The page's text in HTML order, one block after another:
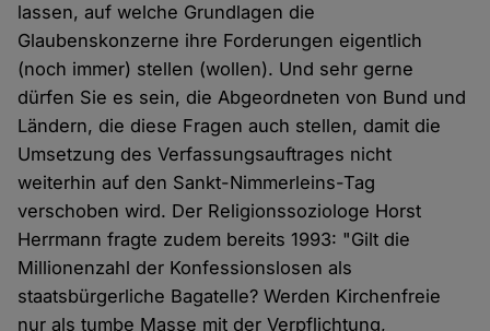
lassen, auf welche Grundlagen die
Glaubenskonzerne ihre Forderungen eigentlich
(noch immer) stellen (wollen). Und sehr gerne
dürfen Sie es sein, die Abgeordneten von Bund und
Ländern, die diese Fragen auch stellen, damit die
Umsetzung des Verfassungsauftrages nicht
weiterhin auf den Sankt-Nimmerleins-Tag
verschoben wird. Der Religionssoziologe Horst
Herrmann fragte zudem bereits 1993: "Gilt die
Millionenzahl der Konfessionslosen als
staatsbürgerliche Bagatelle? Werden Kirchenfreie
nur als tumbe Masse mit der Verpflichtung,